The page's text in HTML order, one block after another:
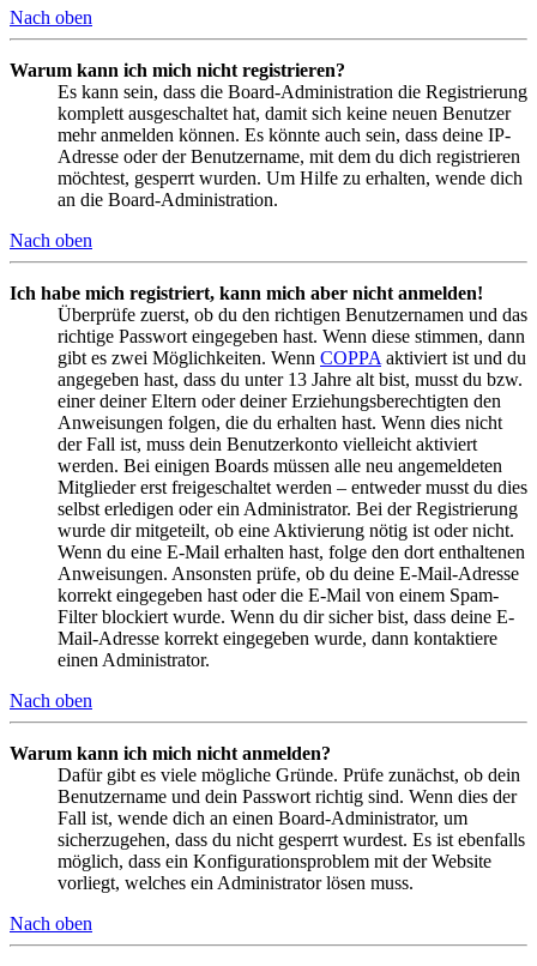
Nach oben
Warum kann ich mich nicht registrieren?
Es kann sein, dass die Board-Administration die Registrierung
komplett ausgeschaltet hat, damit sich keine neuen Benutzer
mehr anmelden können. Es könnte auch sein, dass deine IP-
Adresse oder der Benutzername, mit dem du dich registrieren
möchtest, gesperrt wurden. Um Hilfe zu erhalten, wende dich
an die Board-Administration.
Nach oben
Ich habe mich registriert, kann mich aber nicht anmelden!
Überprüfe zuerst, ob du den richtigen Benutzernamen und das
richtige Passwort eingegeben hast. Wenn diese stimmen, dann
gibt es zwei Möglichkeiten. Wenn COPPA aktiviert ist und du
angegeben hast, dass du unter 13 Jahre alt bist, musst du bzw.
einer deiner Eltern oder deiner Erziehungsberechtigten den
Anweisungen folgen, die du erhalten hast. Wenn dies nicht
der Fall ist, muss dein Benutzerkonto vielleicht aktiviert
werden. Bei einigen Boards müssen alle neu angemeldeten
Mitglieder erst freigeschaltet werden – entweder musst du dies
selbst erledigen oder ein Administrator. Bei der Registrierung
wurde dir mitgeteilt, ob eine Aktivierung nötig ist oder nicht.
Wenn du eine E-Mail erhalten hast, folge den dort enthaltenen
Anweisungen. Ansonsten prüfe, ob du deine E-Mail-Adresse
korrekt eingegeben hast oder die E-Mail von einem Spam-
Filter blockiert wurde. Wenn du dir sicher bist, dass deine E-
Mail-Adresse korrekt eingegeben wurde, dann kontaktiere
einen Administrator.
Nach oben
Warum kann ich mich nicht anmelden?
Dafür gibt es viele mögliche Gründe. Prüfe zunächst, ob dein
Benutzername und dein Passwort richtig sind. Wenn dies der
Fall ist, wende dich an einen Board-Administrator, um
sicherzugehen, dass du nicht gesperrt wurdest. Es ist ebenfalls
möglich, dass ein Konfigurationsproblem mit der Website
vorliegt, welches ein Administrator lösen muss.
Nach oben